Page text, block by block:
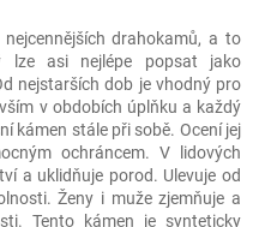
drahokamů, a to
lze asi nejlépe popsat jako
nejstarších dob je vhodný pro
v obdobích úplňku a každý
kámen stále při sobě. Ocení jej
ochráncem. V lidových
a uklidňuje porod. Ulevuje od
Ženy i muže zjemňuje a
Tento kámen je synteticky